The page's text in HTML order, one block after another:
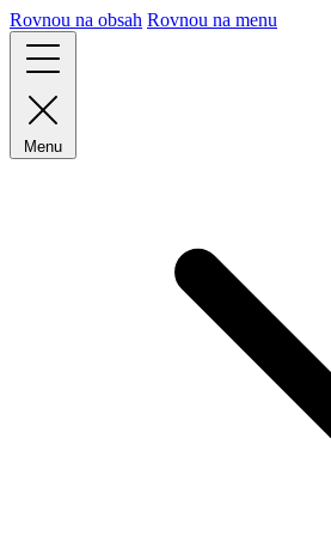
Rovnou na obsah Rovnou na menu
Menu